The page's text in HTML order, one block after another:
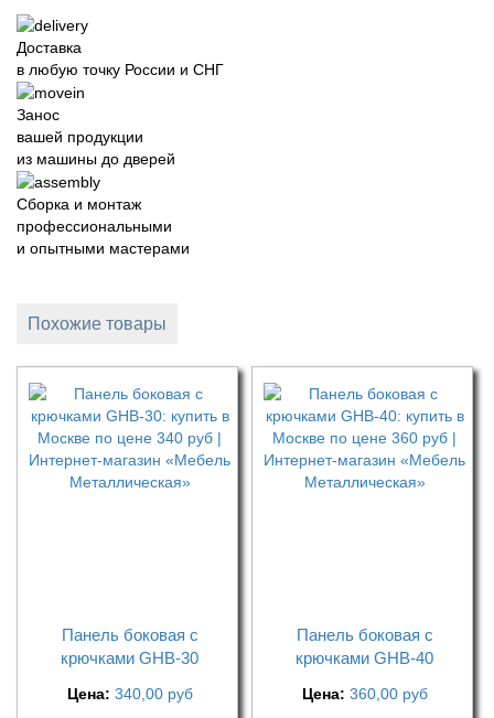
Доставка
в любую точку России и СНГ
Занос
вашей продукции
из машины до дверей
Сборка и монтаж
профессиональными
и опытными мастерами
Похожие товары
Панель боковая с
крючками GHB-30
Цена: 340,00 руб
Панель боковая с
крючками GHB-40
Цена: 360,00 руб